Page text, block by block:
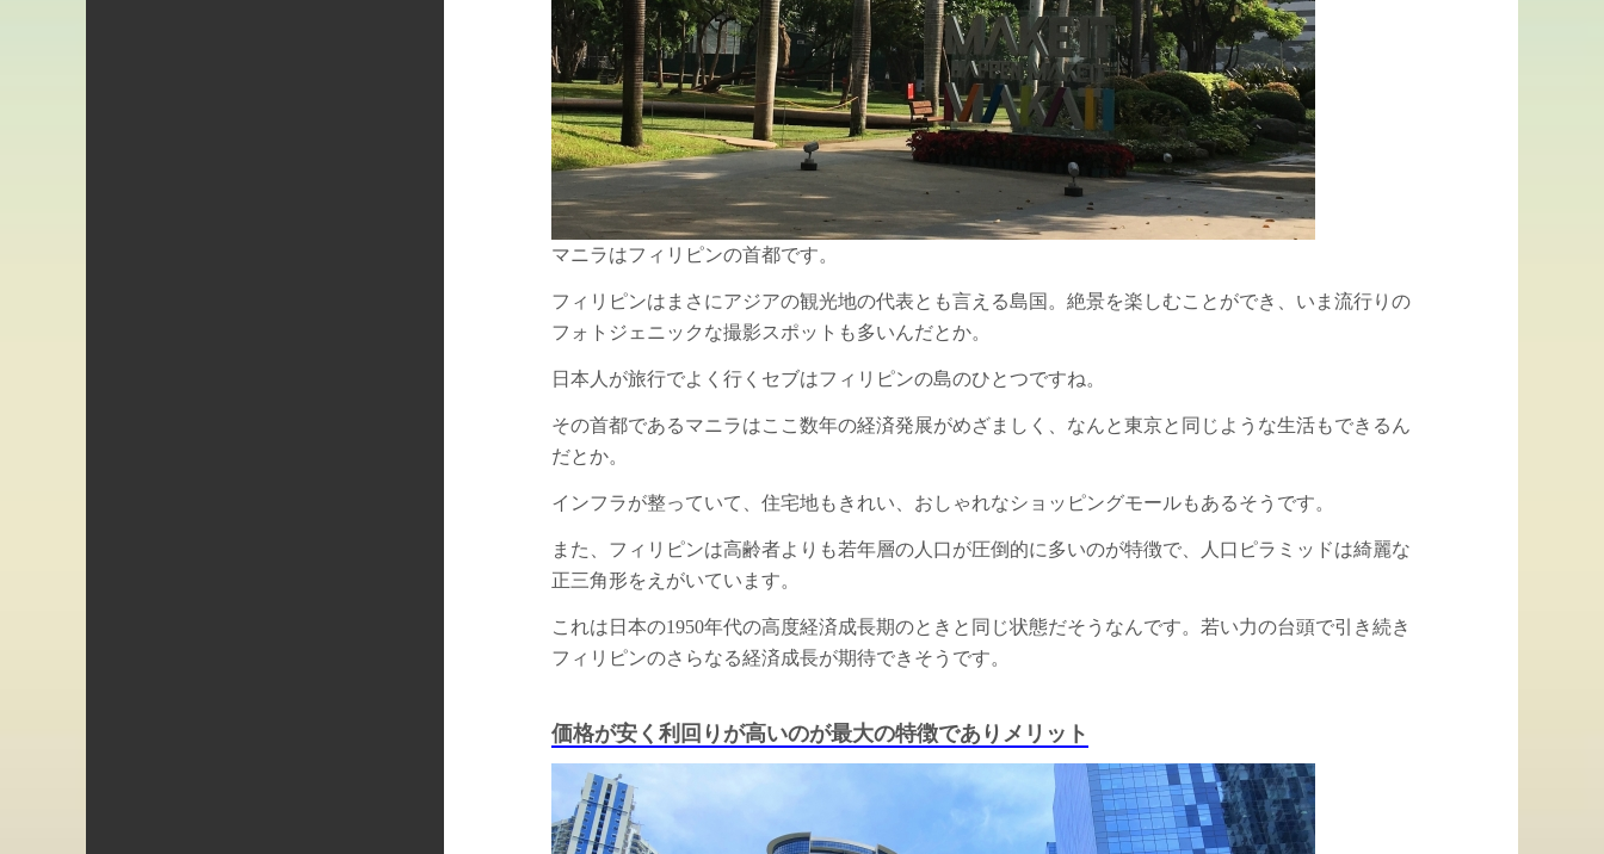
マニラはフィリピンの首都です。
フィリピンはまさにアジアの観光地の代表とも言える島国。絶景を楽しむことができ、いま流行りの
フォトジェニックな撮影スポットも多いんだとか。
日本人が旅行でよく行くセブはフィリピンの島のひとつですね。
その首都であるマニラはここ数年の経済発展がめざましく、なんと東京と同じような生活もできるん
だとか。
インフラが整っていて、住宅地もきれい、おしゃれなショッピングモールもあるそうです。
また、フィリピンは高齢者よりも若年層の人口が圧倒的に多いのが特徴で、人口ピラミッドは綺麗な
正三角形をえがいています。
これは日本の1950年代の高度経済成長期のときと同じ状態だそうなんです。若い力の台頭で引き続き
フィリピンのさらなる経済成長が期待できそうです。
価格が安く利回りが高いのが最大の特徴でありメリット